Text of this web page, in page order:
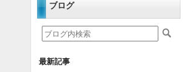
ブログ
最新記事